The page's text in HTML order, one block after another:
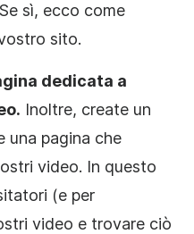
sì, ecco come
sito.
dedicata a
Inoltre, create un
una pagina che
video. In questo
(e per
video e trovare ciò